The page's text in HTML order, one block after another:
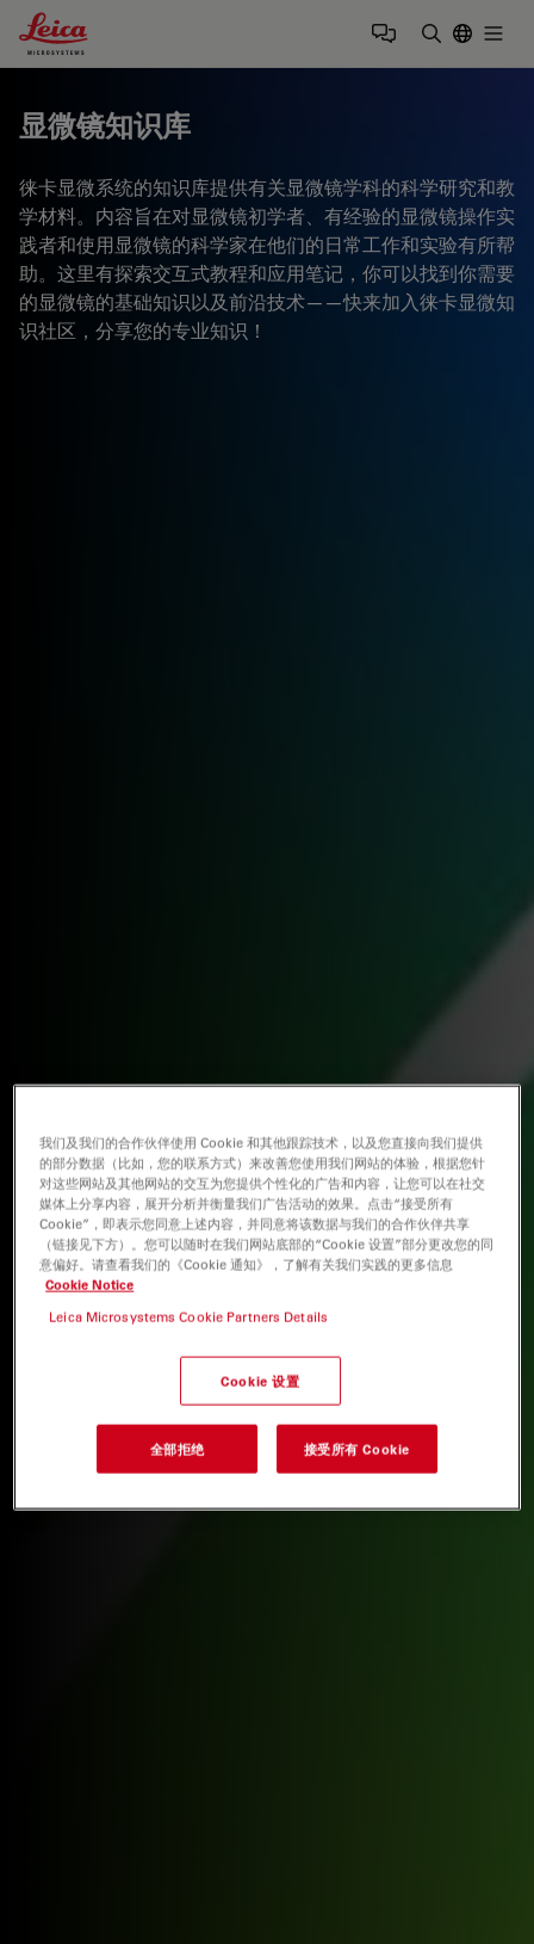
Leica Microsystems Logo
显微镜知识库
徕卡显微系统的知识库提供有关显微镜学科的科学研究和教
学材料。内容旨在对显微镜初学者、有经验的显微镜操作实
践者和使用显微镜的科学家在他们的日常工作和实验有所帮
助。这里有探索交互式教程和应用笔记，你可以找到你需要
的显微镜的基础知识以及前沿技术——快来加入徕卡显微知
识社区，分享您的专业知识！
我们及我们的合作伙伴使用 Cookie 和其他跟踪技术，以及您直接向我们提供
的部分数据（比如，您的联系方式）来改善您使用我们网站的体验，根据您针
对这些网站及其他网站的交互为您提供个性化的广告和内容，让您可以在社交
媒体上分享内容，展开分析并衡量我们广告活动的效果。点击“接受所有
Cookie”，即表示您同意上述内容，并同意将该数据与我们的合作伙伴共享
（链接见下方）。您可以随时在我们网站底部的“Cookie 设置”部分更改您的同
意偏好。请查看我们的《Cookie 通知》，了解有关我们实践的更多信息
Cookie Notice
Leica Microsystems Cookie Partners Details
Cookie 设置
全部拒绝 接受所有 Cookie